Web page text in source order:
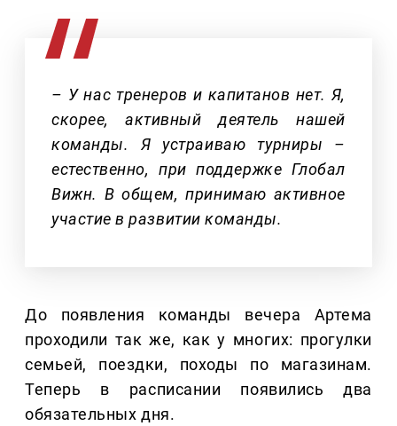
– У нас тренеров и капитанов нет. Я,
скорее, активный деятель нашей
команды. Я устраиваю турниры –
естественно, при поддержке Глобал
Вижн. В общем, принимаю активное
участие в развитии команды.
До появления команды вечера Артема
проходили так же, как у многих: прогулки
семьей, поездки, походы по магазинам.
Теперь в расписании появились два
обязательных дня.